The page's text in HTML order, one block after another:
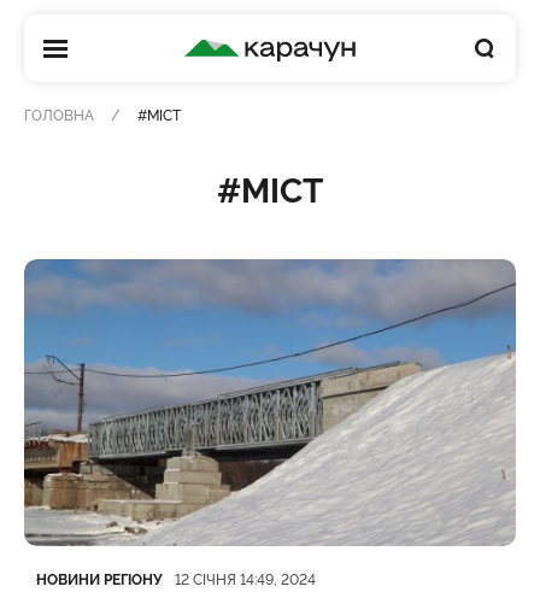
КАРАЧУН
ГОЛОВНА #МІСТ
#МІСТ
Категорія
НОВИНИ РЕГІОНУ
Дата публікації 12 СІЧНЯ 14:49, 2024